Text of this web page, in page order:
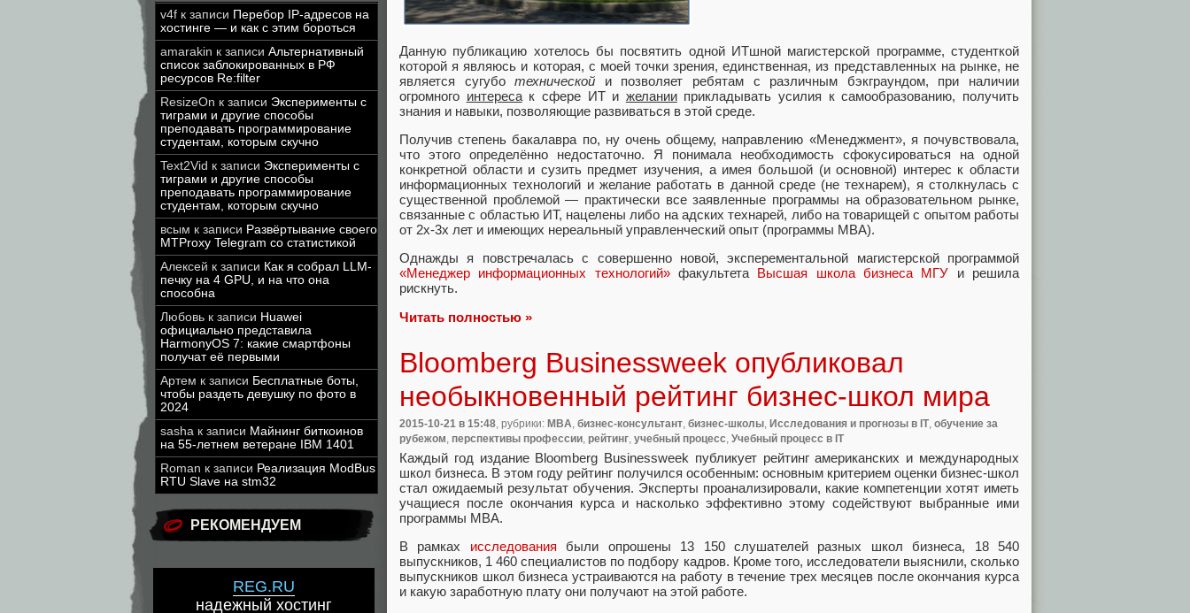
v4f к записи Перебор IP-адресов на
хостинге — и как с этим бороться
amarakin к записи Альтернативный
список заблокированных в РФ
ресурсов Re:filter
ResizeOn к записи Эксперименты с
тиграми и другие способы
преподавать программирование
студентам, которым скучно
Text2Vid к записи Эксперименты с
тиграми и другие способы
преподавать программирование
студентам, которым скучно
всым к записи Развёртывание своего
MTProxy Telegram со статистикой
Алексей к записи Как я собрал LLM-
печку на 4 GPU, и на что она
способна
Любовь к записи Huawei
официально представила
HarmonyOS 7: какие смартфоны
получат её первыми
Артем к записи Бесплатные боты,
чтобы раздеть девушку по фото в
2024
sasha к записи Майнинг биткоинов
на 55-летнем ветеране IBM 1401
Roman к записи Реализация ModBus
RTU Slave на stm32
РЕКОМЕНДУЕМ
REG.RU
надежный хостинг
Данную публикацию хотелось бы посвятить одной ИТшной магистерской программе, студенткой
которой я являюсь и которая, с моей точки зрения, единственная, из представленных на рынке, не
является сугуботехнической и позволяет ребятам с различным бэкграундом, при наличии
огромного интересак сфере ИТ и желанииприкладывать усилия к самообразованию, получить
знания и навыки, позволяющие развиваться в этой среде.
Получив степень бакалавра по, ну очень общему, направлению «Менеджмент», я почувствовала,
что этого определённо недостаточно. Я понимала необходимость сфокусироваться на одной
конкретной области и сузить предмет изучения, а имея большой (и основной) интерес к области
информационных технологий и желание работать в данной среде (не технарем), я столкнулась с
существенной проблемой — практически все заявленные программы на образовательном рынке,
связанные с областью ИТ, нацелены либо на адских технарей, либо на товарищей с опытом работы
от 2х-3х лет и имеющих нереальный управленческий опыт (программы MBA).
Однажды я повстречалась с совершенно новой, эксперементальной магистерской программой
«Менеджер информационных технологий»факультета Высшая школа бизнеса МГУ и решила
рискнуть.
Читать полностью »
Bloomberg Businessweek опубликовал
необыкновенный рейтинг бизнес-школ мира
2015-10-21 в 15:48 , рубрики: MBA бизнес-консультант бизнес-школы Исследования и прогнозы в IT, обучение за
рубежом перспективы профессии рейтинг учебный процесс Учебный процесс в IT
Каждый год издание Bloomberg Businessweek публикует рейтинг американских и международных
школ бизнеса. В этом году рейтинг получился особенным: основным критерием оценки бизнес-школ
стал ожидаемый результат обучения. Эксперты проанализировали, какие компетенции хотят иметь
учащиеся после окончания курса и насколько эффективно этому содействуют выбранные ими
программы MBA.
В рамках исследования были опрошены 13 150 слушателей разных школ бизнеса, 18 540
выпускников, 1 460 специалистов по подбору кадров. Кроме того, исследователи выяснили, сколько
выпускников школ бизнеса устраиваются на работу в течение трех месяцев после окончания курса
и какую заработную плату они получают на этой работе.